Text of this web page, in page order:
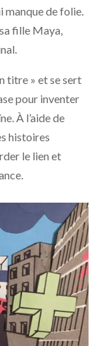
manque de folie.
fille Maya,
titre » et se sert
pour inventer
À l’aide de
histoires
le lien et